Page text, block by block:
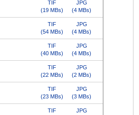
TIF
(19 MBs)
JPG
(4 MBs)
TIF
(54 MBs)
JPG
(4 MBs)
TIF
(40 MBs)
JPG
(4 MBs)
TIF
(22 MBs)
JPG
(2 MBs)
TIF
(23 MBs)
JPG
(3 MBs)
TIF JPG